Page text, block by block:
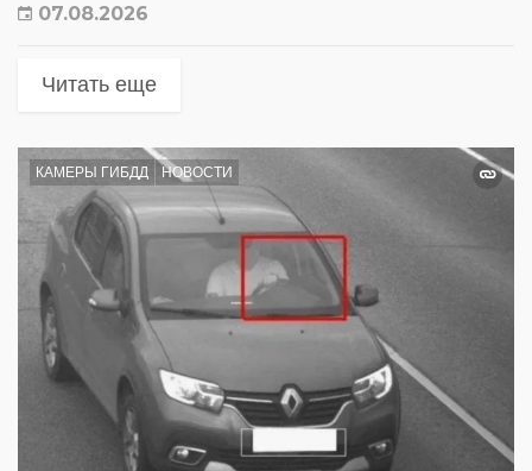
07.08.2026
Читать еще
КАМЕРЫ ГИБДД НОВОСТИ